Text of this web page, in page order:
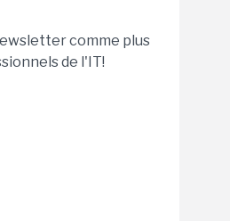
comme plus
de l'IT!